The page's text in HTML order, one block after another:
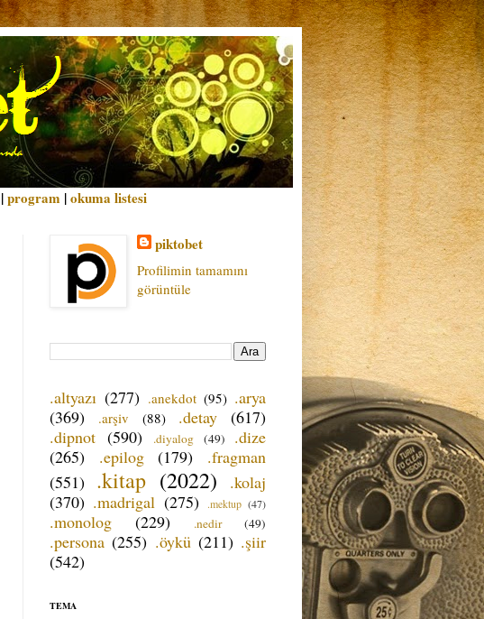
|program |okuma listesi
piktobet
Profilimin tamamını
görüntüle
.altyazı (277) .anekdot (95) .arya
(369)
.arşiv (88) .detay
(617)
.dipnot (590) .diyalog (49)
.dize
(265)
.epilog (179)
.fragman
(551) .kitap (2022)
.kolaj
(370) .madrigal (275) .mektup (47)
.monolog (229) .nedir (49)
.persona (255) .öykü (211) .şiir
(542)
TEMA